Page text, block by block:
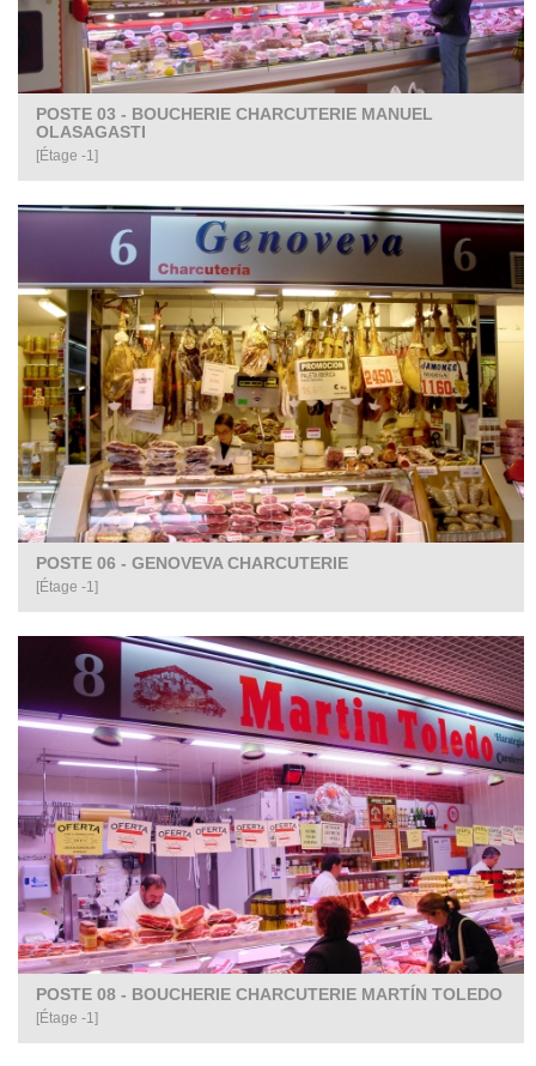
POSTE 03 - BOUCHERIE CHARCUTERIE MANUEL
OLASAGASTI
[Étage -1]
POSTE 06 - GENOVEVA CHARCUTERIE
[Étage -1]
POSTE 08 - BOUCHERIE CHARCUTERIE MARTÍN TOLEDO
[Étage -1]